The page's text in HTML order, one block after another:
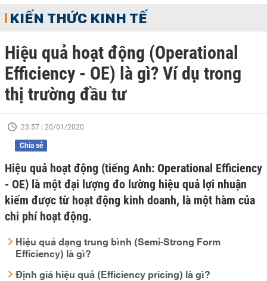
KIẾN THỨC KINH TẾ
Hiệu quả hoạt động (Operational
Efficiency - OE) là gì? Ví dụ trong
thị trường đầu tư
23:57 | 20/01/2020
Chia sẻ
Hiệu quả hoạt động (tiếng Anh: Operational Efficiency
- OE) là một đại lượng đo lường hiệu quả lợi nhuận
kiếm được từ hoạt động kinh doanh, là một hàm của
chi phí hoạt động.
Hiệu quả dạng trung bình (Semi-Strong Form
Efficiency) là gì?
Định giá hiệu quả (Efficiency pricing) là gì?